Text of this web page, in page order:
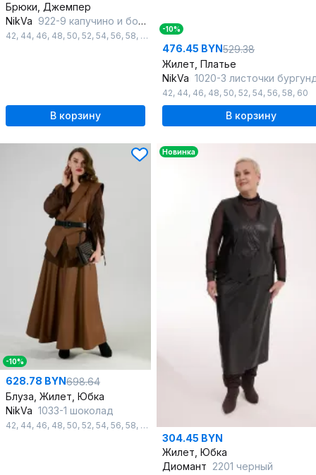
Брюки, Джемпер
NikVa 922-9 капучино и бордо
42, 44, 46, 48, 50, 52, 54, 56, 58, 60
В корзину
-10%
476.45 BYN529.38
Жилет, Платье
NikVa 1020-3 листочки бургунди и
42, 44, 46, 48, 50, 52, 54, 56, 58, 60
В корзину
-10%
628.78 BYN698.64
Блуза, Жилет, Юбка
NikVa 1033-1 шоколад
42, 44, 46, 48, 50, 52, 54, 56, 58, 60
Новинка
304.45 BYN
Жилет, Юбка
Диомант 2201 черный